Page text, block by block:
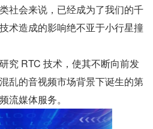
社会来说，已经成为了我们的千
术造成的影响绝不亚于小行星撞
究 RTC 技术，使其不断向前发
乱的音视频市场背景下诞生的第
流媒体服务。